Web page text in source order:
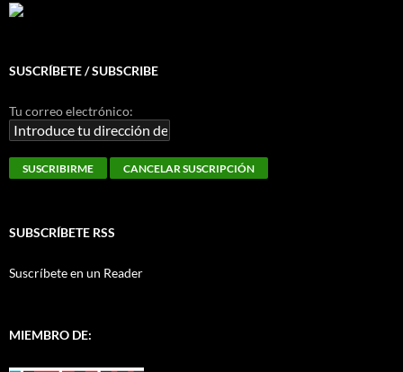
SUSCRÍBETE / SUBSCRIBE
Tu correo electrónico:
SUBSCRÍBETE RSS
Suscríbete en un Reader
MIEMBRO DE: